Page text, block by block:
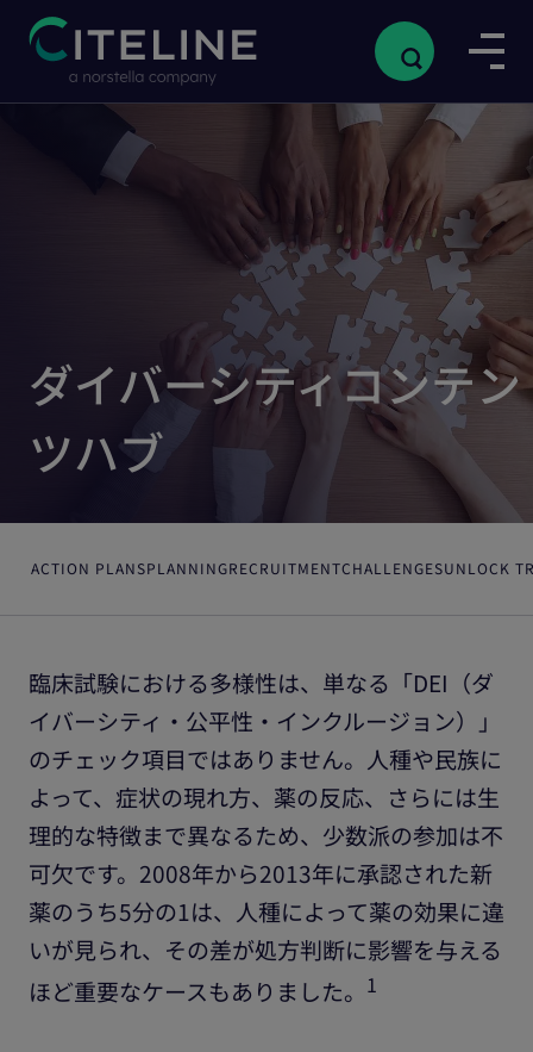
ダイバーシティコンテン
ツハブ
ACTION PLANSPLANNINGRECRUITMENTCHALLENGESUNLOCK
臨床試験における多様性は、単なる「DEI（ダ
イバーシティ・公平性・インクルージョン）」
のチェック項目ではありません。人種や民族に
よって、症状の現れ方、薬の反応、さらには生
理的な特徴まで異なるため、少数派の参加は不
可欠です。2008年から2013年に承認された新
薬のうち5分の1は、人種によって薬の効果に違
いが見られ、その差が処方判断に影響を与える
ほど重要なケースもありました。 1